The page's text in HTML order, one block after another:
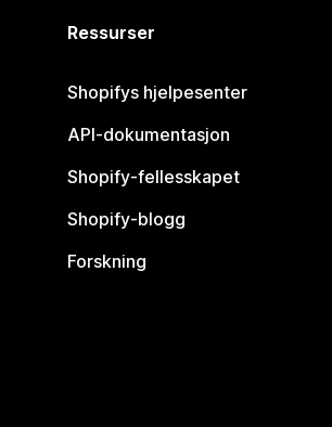
Ressurser
Shopifys hjelpesenter
API-dokumentasjon
Shopify-fellesskapet
Shopify-blogg
Forskning